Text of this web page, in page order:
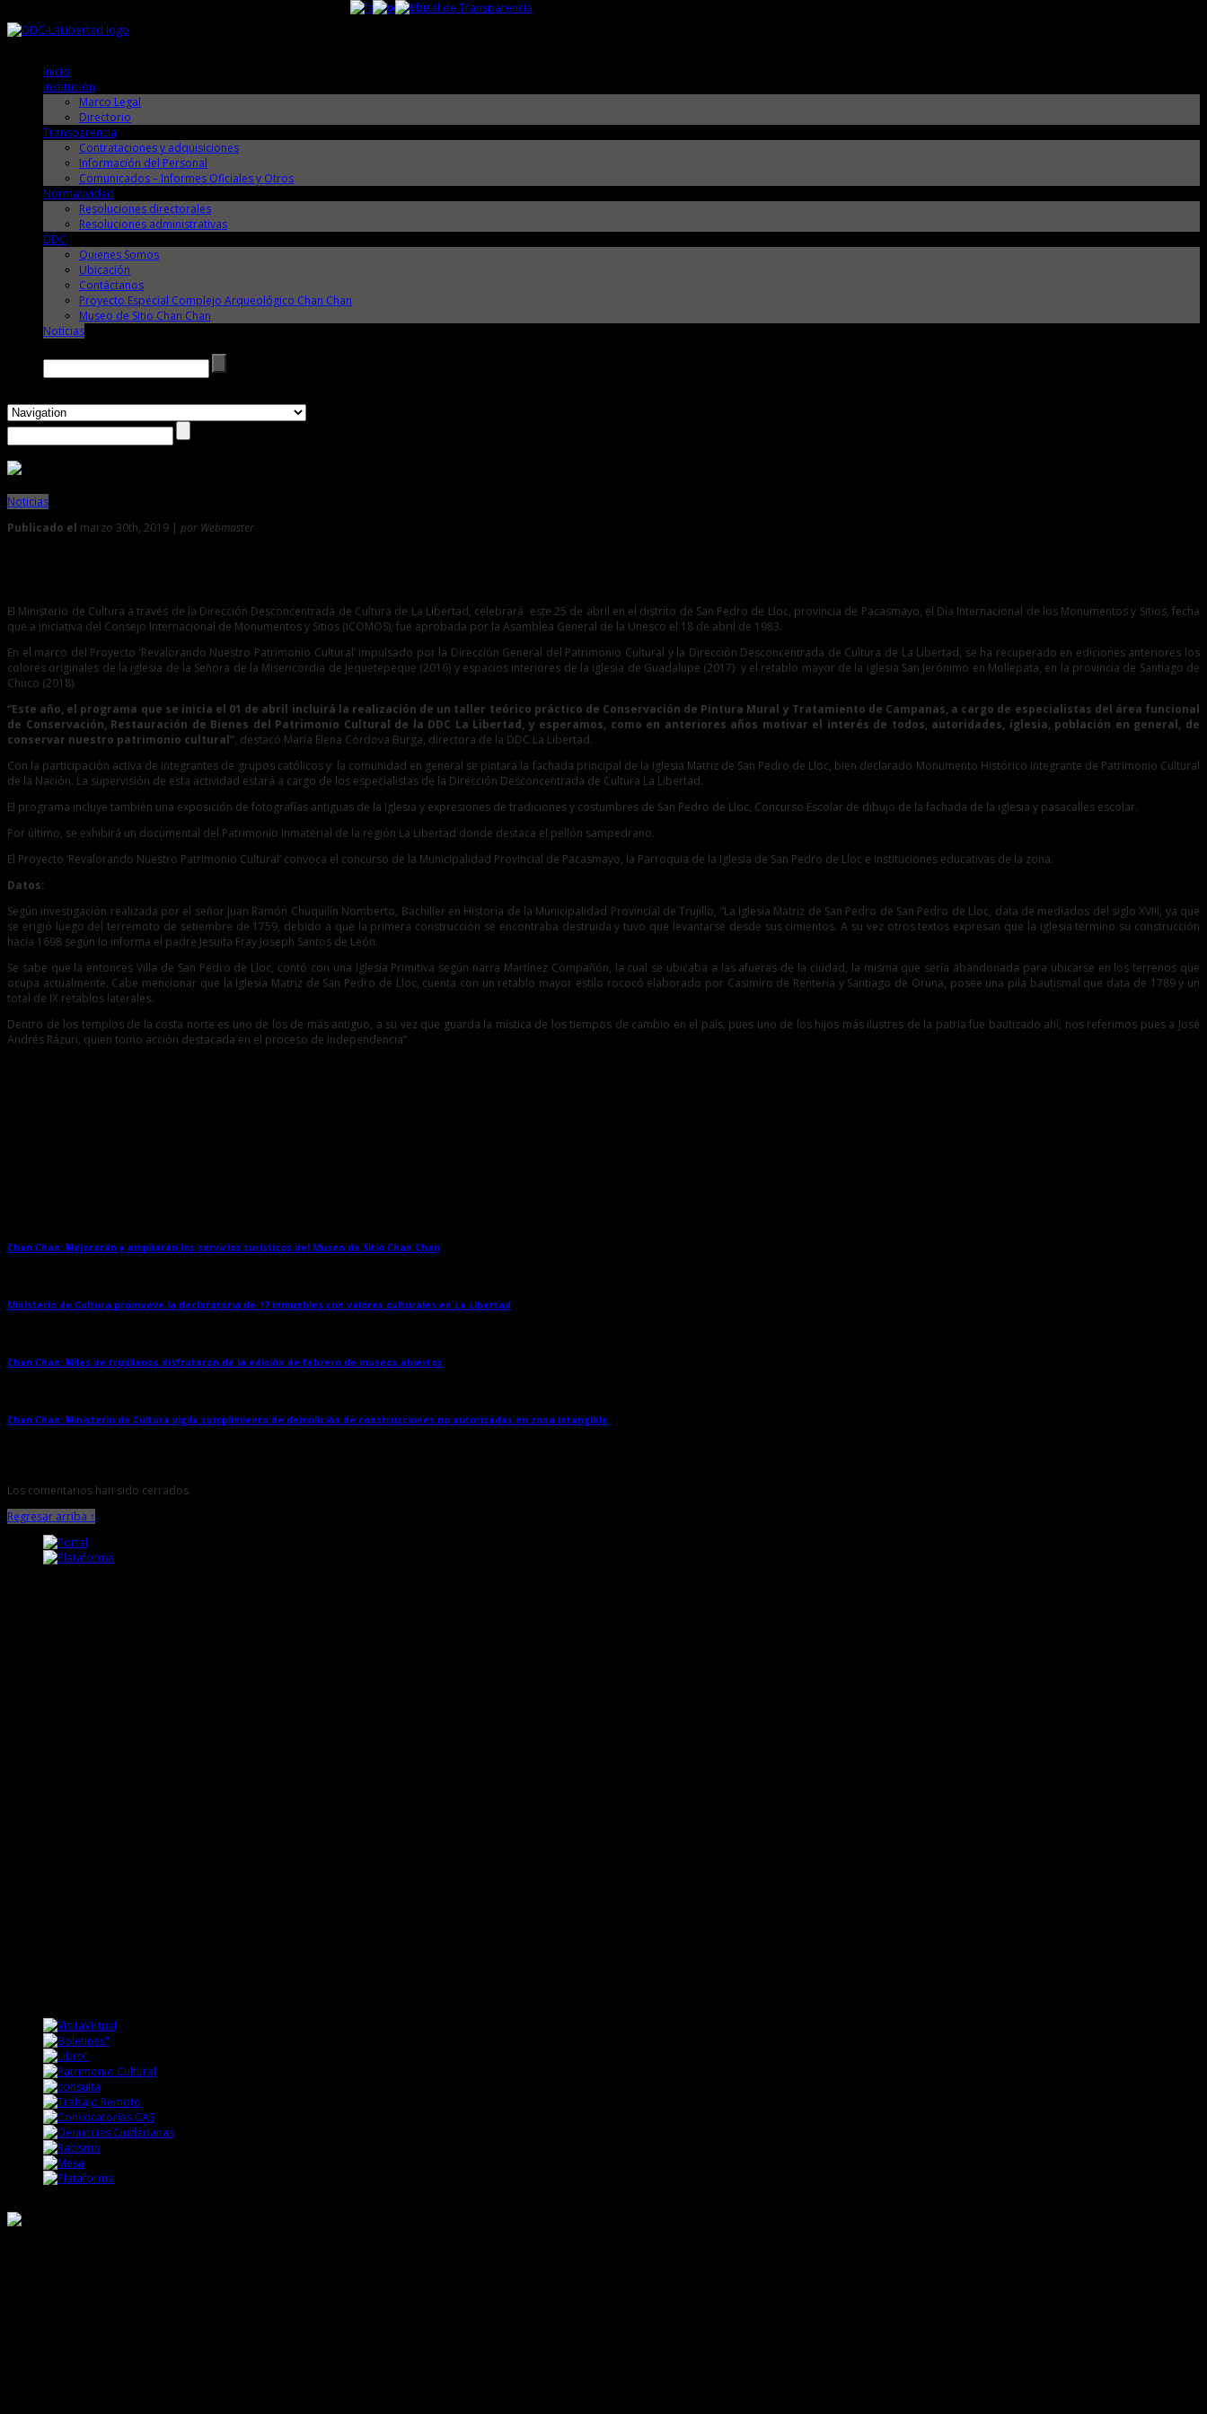
Inicio
Institución
Marco Legal
Directorio
Transparencia
Contrataciones y adquisiciones
Información del Personal
Comunicados – Informes Oficiales y Otros
Normatividad
Resoluciones directorales
Resoluciones administrativas
DDC
Quienes Somos
Ubicación
Contáctanos
Proyecto Especial Complejo Arqueológico Chan Chan
Museo de Sitio Chan Chan
Noticias
Noticias
Publicado el marzo 30th, 2019 | por Webmaster
El Ministerio de Cultura a través de la Dirección Desconcentrada de Cultura de La Libertad, celebrará este 25 de abril en el distrito de San Pedro de Lloc, provincia de Pacasmayo, el Día Internacional de los Monumentos y Sitios, fecha
que a iniciativa del Consejo Internacional de Monumentos y Sitios (ICOMOS), fue aprobada por la Asamblea General de la Unesco el 18 de abril de 1983.
En el marco del Proyecto ‘Revalorando Nuestro Patrimonio Cultural’ impulsado por la Dirección General del Patrimonio Cultural y la Dirección Desconcentrada de Cultura de La Libertad, se ha recuperado en ediciones anteriores los
colores originales de la iglesia de la Señora de la Misericordia de Jequetepeque (2016) y espacios interiores de la iglesia de Guadalupe (2017) y el retablo mayor de la iglesia San Jerónimo en Mollepata, en la provincia de Santiago de
Chuco (2018).
“Este año, el programa que se inicia el 01 de abril incluirá la realización de un taller teórico práctico de Conservación de Pintura Mural y Tratamiento de Campanas, a cargo de especialistas del área funcional
de Conservación, Restauración de Bienes del Patrimonio Cultural de la DDC La Libertad, y esperamos, como en anteriores años motivar el interés de todos, autoridades, iglesia, población en general, de
conservar nuestro patrimonio cultural”, destacó María Elena Córdova Burga, directora de la DDC La Libertad.
Con la participación activa de integrantes de grupos católicos y la comunidad en general se pintará la fachada principal de la Iglesia Matriz de San Pedro de Lloc, bien declarado Monumento Histórico integrante de Patrimonio Cultural
de la Nación. La supervisión de esta actividad estará a cargo de los especialistas de la Dirección Desconcentrada de Cultura La Libertad.
El programa incluye también una exposición de fotografías antiguas de la Iglesia y expresiones de tradiciones y costumbres de San Pedro de Lloc, Concurso Escolar de dibujo de la fachada de la iglesia y pasacalles escolar.
Por último, se exhibirá un documental del Patrimonio Inmaterial de la región La Libertad donde destaca el pellón sampedrano.
El Proyecto ‘Revalorando Nuestro Patrimonio Cultural’ convoca el concurso de la Municipalidad Provincial de Pacasmayo, la Parroquia de la Iglesia de San Pedro de Lloc e instituciones educativas de la zona.
Datos:
Según investigación realizada por el señor Juan Ramón Chuquilín Nomberto, Bachiller en Historia de la Municipalidad Provincial de Trujillo, “La Iglesia Matriz de San Pedro de San Pedro de Lloc, data de mediados del siglo XVIII, ya que
se erigió luego del terremoto de setiembre de 1759, debido a que la primera construcción se encontraba destruida y tuvo que levantarse desde sus cimientos. A su vez otros textos expresan que la iglesia termino su construcción
hacia 1698 según lo informa el padre Jesuita Fray Joseph Santos de León.
Se sabe que la entonces Villa de San Pedro de Lloc, contó con una Iglesia Primitiva según narra Martínez Compañón, la cual se ubicaba a las afueras de la ciudad, la misma que sería abandonada para ubicarse en los terrenos que
ocupa actualmente. Cabe mencionar que la Iglesia Matriz de San Pedro de Lloc, cuenta con un retablo mayor estilo rococó elaborado por Casimiro de Rentería y Santiago de Oruna, posee una pila bautismal que data de 1789 y un
total de IX retablos laterales.
Dentro de los templos de la costa norte es uno de los de más antiguo, a su vez que guarda la mística de los tiempos de cambio en el país, pues uno de los hijos más ilustres de la patria fue bautizado ahí, nos referimos pues a José
Andrés Rázuri, quien tomo acción destacada en el proceso de independencia”
Chan Chan: Mejorarán y ampliarán los servicios turísticos del Museo de Sitio Chan Chan
Ministerio de Cultura promueve la declaratoria de 17 inmuebles con valores culturales en La Libertad
Chan Chan: Miles de trujillanos disfrutaron de la edición de febrero de museos abiertos
Chan Chan: Ministerio de Cultura vigila cumplimiento de demolición de construcciones no autorizadas en zona intangible
Los comentarios han sido cerrados.
Regresar arriba ↑